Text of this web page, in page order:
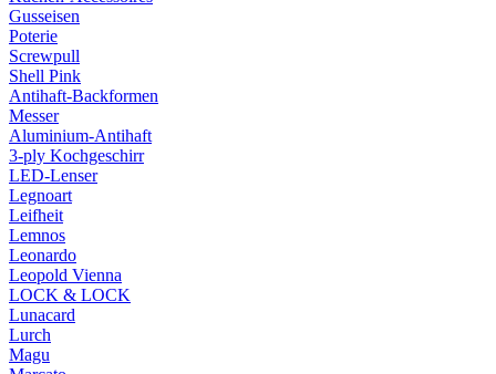
Gusseisen
Poterie
Screwpull
Shell Pink
Antihaft-Backformen
Messer
Aluminium-Antihaft
3-ply Kochgeschirr
LED-Lenser
Legnoart
Leifheit
Lemnos
Leonardo
Leopold Vienna
LOCK & LOCK
Lunacard
Lurch
Magu